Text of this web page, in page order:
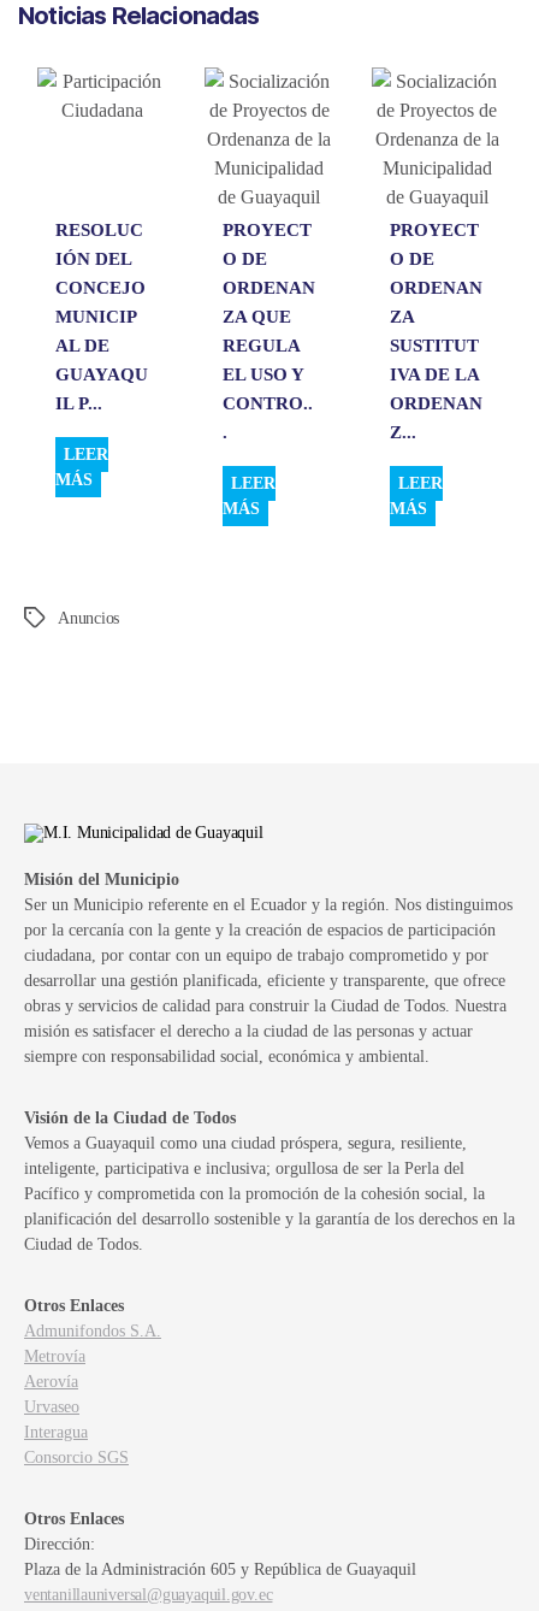
t
A
e
o
o
k
i
p
r
t
i
r
Noticias Relacionadas
RESOLUC
IÓN DEL
CONCEJO
MUNICIP
AL DE
GUAYAQU
IL P...
LEER
MÁS
PROYECT
O DE
ORDENAN
ZA QUE
REGULA
EL USO Y
CONTRO..
.
LEER
MÁS
PROYECT
O DE
ORDENAN
ZA
SUSTITUT
IVA DE LA
ORDENAN
Z...
LEER
MÁS
EtiquetasAnuncios
Misión del Municipio
Ser un Municipio referente en el Ecuador y la región. Nos distinguimos
por la cercanía con la gente y la creación de espacios de participación
ciudadana, por contar con un equipo de trabajo comprometido y por
desarrollar una gestión planificada, eficiente y transparente, que ofrece
obras y servicios de calidad para construir la Ciudad de Todos. Nuestra
misión es satisfacer el derecho a la ciudad de las personas y actuar
siempre con responsabilidad social, económica y ambiental.
Visión de la Ciudad de Todos
Vemos a Guayaquil como una ciudad próspera, segura, resiliente,
inteligente, participativa e inclusiva; orgullosa de ser la Perla del
Pacífico y comprometida con la promoción de la cohesión social, la
planificación del desarrollo sostenible y la garantía de los derechos en la
Ciudad de Todos.
Otros Enlaces
Admunifondos S.A.
Metrovía
Aerovía
Urvaseo
Interagua
Consorcio SGS
Otros Enlaces
Dirección:
Plaza de la Administración 605 y República de Guayaquil
ventanillauniversal@guayaquil.gov.ec